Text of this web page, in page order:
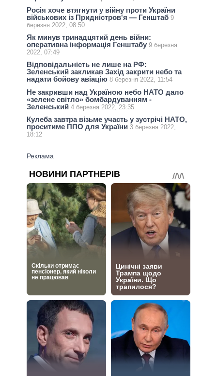
Росія хоче втягнути у війну проти України
військових із Придністров'я — Генштаб 9
березня 2022, 08:50
Як минув тринадцятий день війни:
оперативна інформація Генштабу 9 березня
2022, 07:49
Відповідальність не лише на РФ:
Зеленський закликав Захід закрити небо та
надати бойову авіацію 8 березня 2022, 11:54
Не закривши над Україною небо НАТО дало
«зелене світло» бомбардуванням -
Зеленський 4 березня 2022, 23:35
Кулеба завтра візьме участь у зустрічі НАТО,
проситиме ППО для України 3 березня 2022,
18:12